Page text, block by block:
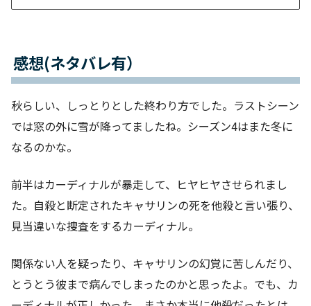
感想(ネタバレ有）
秋らしい、しっとりとした終わり方でした。ラストシーン
では窓の外に雪が降ってましたね。シーズン4はまた冬に
なるのかな。
前半はカーディナルが暴走して、ヒヤヒヤさせられまし
た。自殺と断定されたキャサリンの死を他殺と言い張り、
見当違いな捜査をするカーディナル。
関係ない人を疑ったり、キャサリンの幻覚に苦しんだり、
とうとう彼まで病んでしまったのかと思ったよ。でも、カ